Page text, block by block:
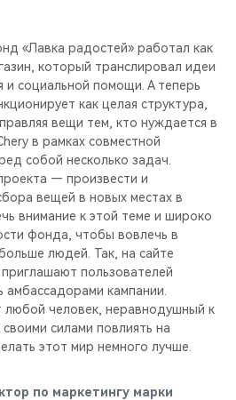
«Лавка радостей» работал как
который транслировал идеи
и социальной помощи. А теперь
как целая структура,
вещи тем, кто нуждается в
в рамках совместной
собой несколько задач.
— произвести и
вещей в новых местах в
внимание к этой теме и широко
фонда, чтобы вовлечь в
людей. Так, на сайте
пользователей
амбассадорами кампании.
любой человек, неравнодушный к
силами повлиять на
этот мир немного лучше.
по маркетингу марки